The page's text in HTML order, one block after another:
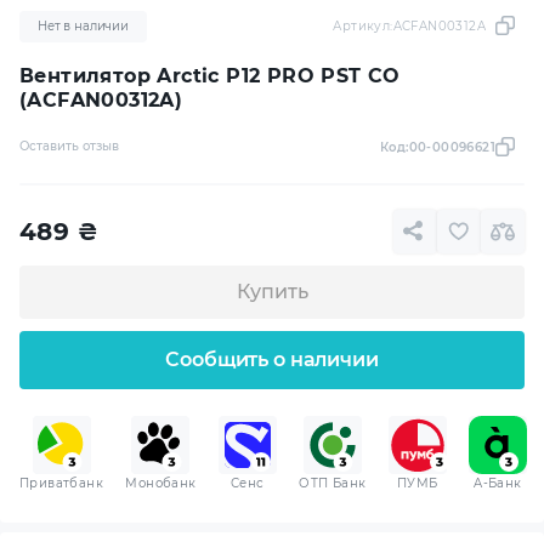
Вентилятор Arctic P12 PRO PST CO
(ACFAN00312A)
Нет в наличии Артикул:ACFAN00312A
Оставить отзыв Код:00-00096621
489 ₴
Купить
Сообщить о наличии
Приватбанк Монобанк Сенс ОТП Банк ПУМБ A-Банк